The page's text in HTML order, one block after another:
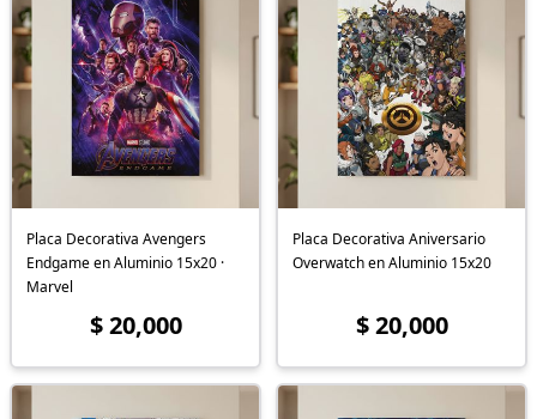
Placa Decorativa Avengers
Endgame en Aluminio 15x20 ·
Marvel
$ 20,000
Placa Decorativa Aniversario
Overwatch en Aluminio 15x20
$ 20,000